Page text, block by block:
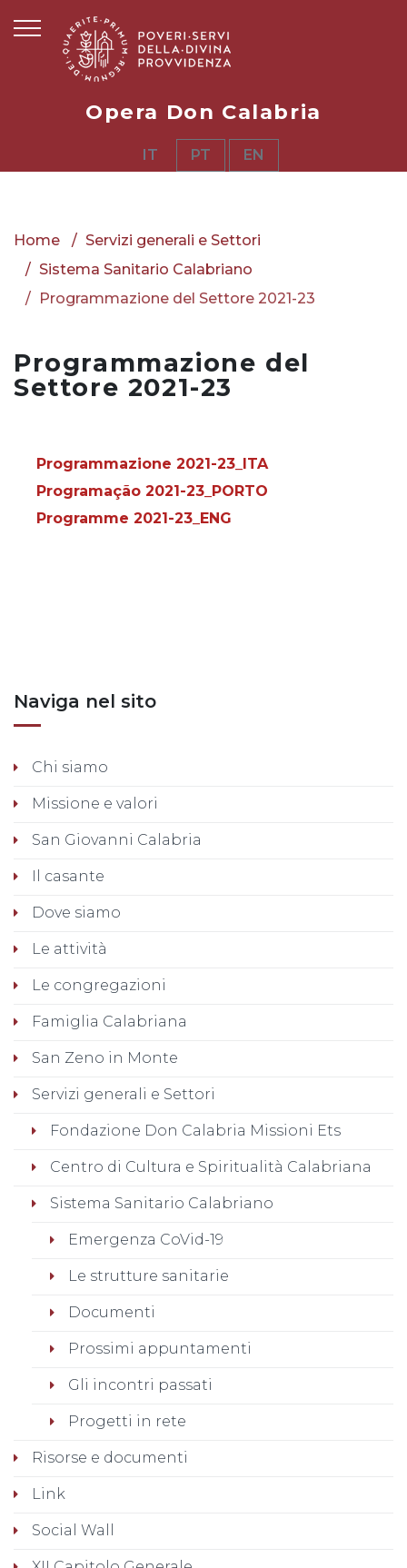
Opera Don Calabria
IT PT EN
Home
Servizi generali e Settori
Sistema Sanitario Calabriano
Programmazione del Settore 2021-23
Programmazione del
Settore 2021-23
Programmazione 2021-23_ITA
Programação 2021-23_PORTO
Programme 2021-23_ENG
Naviga nel sito
Chi siamo
Missione e valori
San Giovanni Calabria
Il casante
Dove siamo
Le attività
Le congregazioni
Famiglia Calabriana
San Zeno in Monte
Servizi generali e Settori
Fondazione Don Calabria Missioni Ets
Centro di Cultura e Spiritualità Calabriana
Sistema Sanitario Calabriano
Emergenza CoVid-19
Le strutture sanitarie
Documenti
Prossimi appuntamenti
Gli incontri passati
Progetti in rete
Risorse e documenti
Link
Social Wall